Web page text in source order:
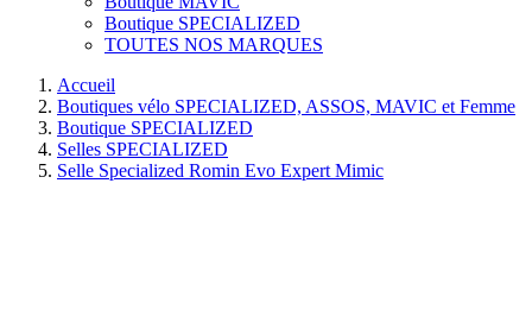
Boutique SPECIALIZED
TOUTES NOS MARQUES
Accueil
Boutiques vélo SPECIALIZED, ASSOS, MAVIC et Femme
Boutique SPECIALIZED
Selles SPECIALIZED
Selle Specialized Romin Evo Expert Mimic